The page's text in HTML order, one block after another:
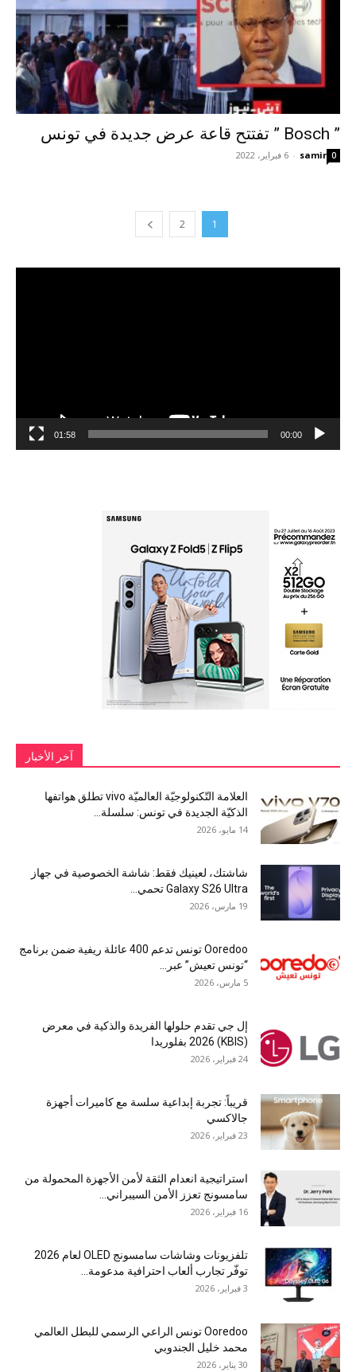
” Bosch ” تفتتح قاعة عرض جديدة في تونس
samir
- 6 فبراير، 2022 0
1
2
00:00
01:58
آخر الأخبار
العلامة التّكنولوجيّة العالميّة vivo تطلق هواتفها
الذكيّة الجديدة في تونس: سلسلة...
14 مايو، 2026
شاشتك، لعينيك فقط: شاشة الخصوصية في جهاز
Galaxy S26 Ultra تحمي...
19 مارس، 2026
Ooredoo تونس تدعم 400 عائلة ريفية ضمن برنامج
“تونس تعيش” عبر...
5 مارس، 2026
إل جي تقدم حلولها الفريدة والذكية في معرض
(KBIS) 2026 بفلوريدا
24 فبراير، 2026
قريباً: تجربة إبداعية سلسة مع كاميرات أجهزة
جالاكسي
23 فبراير، 2026
استراتيجية انعدام الثقة لأمن الأجهزة المحمولة من
سامسونج تعزز الأمن السيبراني...
16 فبراير، 2026
تلفزيونات وشاشات سامسونج OLED لعام 2026
توفّر تجارب ألعاب احترافية مدعومة...
3 فبراير، 2026
Ooredoo تونس الراعي الرسمي للبطل العالمي
محمد خليل الجندوبي
30 يناير، 2026